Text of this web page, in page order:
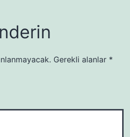
Gerekli alanlar *